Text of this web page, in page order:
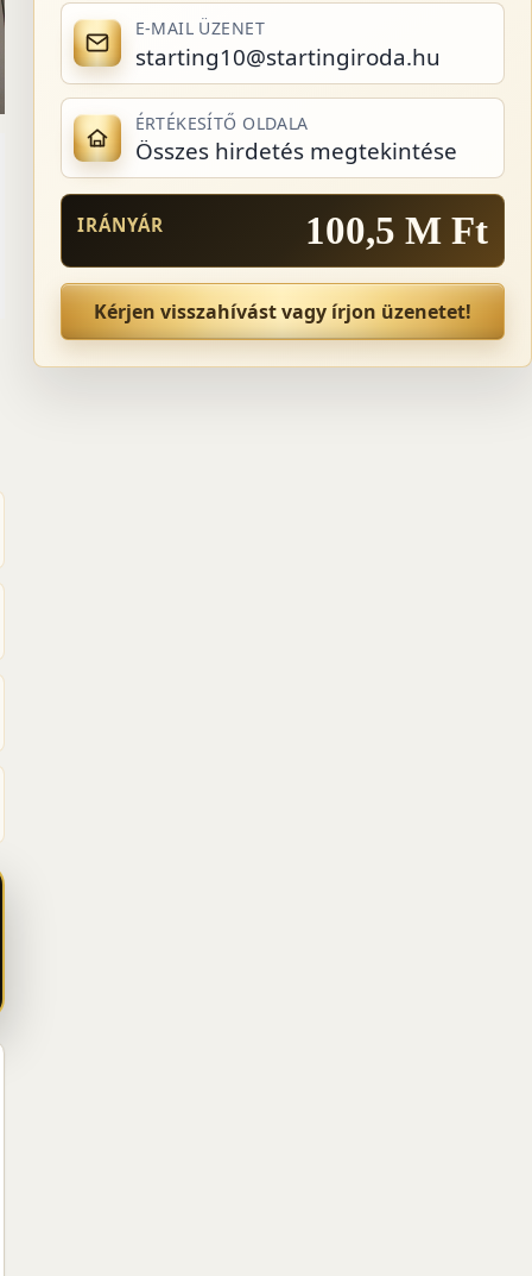
E-MAIL ÜZENET
starting10@startingiroda.hu
ÉRTÉKESÍTŐ OLDALA
Összes hirdetés megtekintése
IRÁNYÁR 100,5 M Ft
Kérjen visszahívást vagy írjon üzenetet!